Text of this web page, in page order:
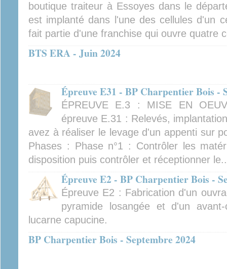
boutique traiteur à Essoyes dans le
est implanté dans l'une des cellules d'un
fait partie d'une franchise qui ouvre quatre
BTS ERA - Juin 2024
Épreuve E31 - BP Charpentier Bois -
ÉPREUVE E.3 : MISE EN
épreuve E.31 : Relevés,
avez à réaliser le levage d'un appenti sur
Phases : Phase n°1 : Contrôler les
disposition puis contrôler et réceptionner
Épreuve E2 - BP Charpentier Bois -
Épreuve E2 : Fabrication d'un
pyramide losangée et d'un
lucarne capucine.
BP Charpentier Bois - Septembre 2024